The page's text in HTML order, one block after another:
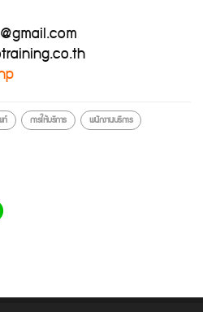
ท์ การให้บริการ
พนักงานบริการ